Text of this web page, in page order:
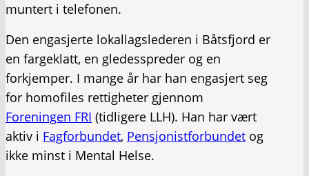
muntert i telefonen.
Den engasjerte lokallagslederen i Båtsfjord er
en fargeklatt, en gledesspreder og en
forkjemper. I mange år har han engasjert seg
for homofiles rettigheter gjennom
Foreningen FRI (tidligere LLH). Han har vært
aktiv i Fagforbundet, Pensjonistforbundet og
ikke minst i Mental Helse.